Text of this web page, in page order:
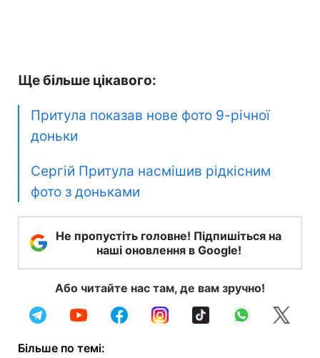
Ще більше цікавого:
Притула показав нове фото 9-річної
доньки
Сергій Притула насмішив рідкісним
фото з доньками
Не пропустіть головне! Підпишіться на
наші оновлення в Google!
Або читайте нас там, де вам зручно!
Більше по темі: